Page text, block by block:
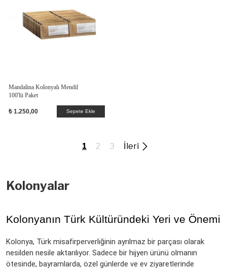
Mandalina Kolonyalı Mendil
100'lü Paket
₺ 1.250,00 Sepete Ekle
1 2 3 İleri
Kolonyalar
Kolonyanın Türk Kültüründeki Yeri ve Önemi
Kolonya, Türk misafirperverliğinin ayrılmaz bir parçası olarak
nesilden nesile aktarılıyor. Sadece bir hijyen ürünü olmanın
ötesinde, bayramlarda, özel günlerde ve ev ziyaretlerinde